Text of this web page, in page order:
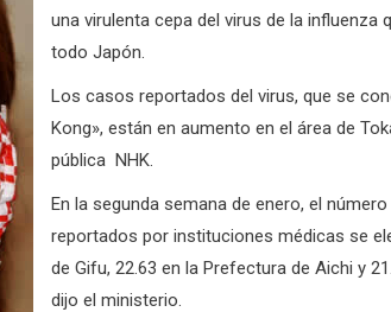
una virulenta cepa del virus de la influenza
todo Japón.
Los casos reportados del virus, que se
Kong», están en aumento en el área de
pública NHK.
En la segunda semana de enero, el
reportados por instituciones médicas se
de Gifu, 22.63 en la Prefectura de Aichi y
dijo el ministerio.